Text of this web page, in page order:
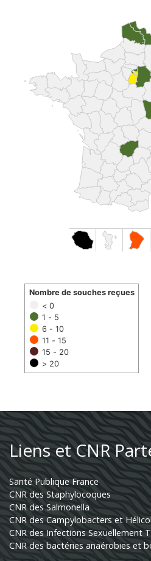
< 0
1 - 5
6 - 10
11 - 15
15 - 20
> 20
Nombre de souches reçues
Liens et CNR
Santé Publique France
CNR des Staphylocoques
CNR des Salmonella
CNR des Campylobacters et
CNR des Infections Sexuellement
CNR des bactéries anaérobies et